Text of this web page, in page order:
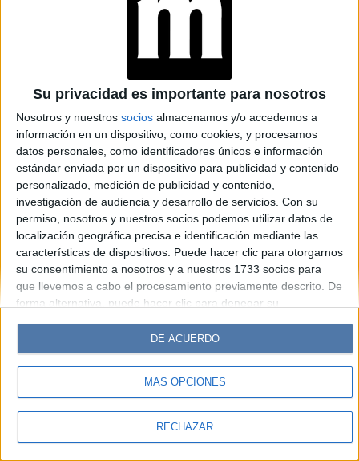
Su privacidad es importante para nosotros
Nosotros y nuestros socios almacenamos y/o accedemos a
información en un dispositivo, como cookies, y procesamos
datos personales, como identificadores únicos e información
estándar enviada por un dispositivo para publicidad y contenido
personalizado, medición de publicidad y contenido,
investigación de audiencia y desarrollo de servicios. Con su
permiso, nosotros y nuestros socios podemos utilizar datos de
localización geográfica precisa e identificación mediante las
características de dispositivos. Puede hacer clic para otorgarnos
su consentimiento a nosotros y a nuestros 1733 socios para
que llevemos a cabo el procesamiento previamente descrito. De
forma alternativa, puede hacer clic para denegar su
cambiar sus preferencias antes de otorgar su consentimiento.
Tenga en cuenta que algún procesamiento de sus datos
personales puede no requerir de su consentimiento, pero usted
tiene el derecho de rechazar tal procesamiento. Sus
sus preferencias o retirar su consentimiento en cualquier
MÁS OPCIONES
RECHAZAR
DE ACUERDO
Caras Noticias
Weekend Parabrisas
Look
Luz Mía Lunateen Break BATimes
© Perfil.com 2006-2019 - Todos los derechos reservados
Registro de Propiedad Intelectual: Nro. 5346433